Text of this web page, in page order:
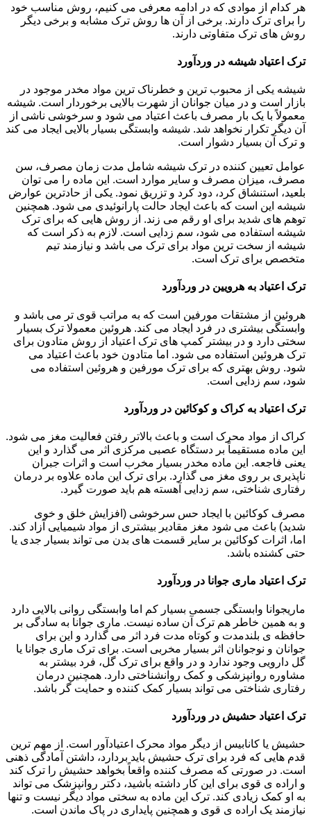
هر کدام از موادی که در ادامه معرفی می کنیم، روش مناسب خود
را برای ترک دارند. برخی از آن ها روش ترک مشابه و برخی دیگر
روش های ترک متفاوتی دارند.
ترک اعتیاد شیشه در وردآورد
شیشه یکی از محبوب ترین و خطرناک ترین مواد مخدر موجود در
بازار است و در میان جوانان از شهرت بالایی برخوردار است. شیشه
معمولاً با یک بار مصرف باعث اعتیاد می شود و سرخوشی ناشی از
آن دیگر تکرار نخواهد شد. شیشه وابستگی بسیار بالایی ایجاد می کند
و ترک آن بسیار دشوار است.
عوامل تعیین کننده در ترک شیشه شامل مدت زمان مصرف، سن
مصرف، میزان مصرف و سایر موارد است. این ماده را می توان
بلعید، استنشاق کرد، دود کرد و تزریق نمود. یکی از حادترین عوارض
شیشه این است که باعث ایجاد حالت پارانوئیدی می شود. همچنین
توهم های شدید برای او رقم می زند. از روش هایی که برای ترک
شیشه استفاده می شود، سم زدایی است. لازم به ذکر است که
شیشه از سخت ترین مواد برای ترک می باشد و نیازمند تیم
متخصص برای ترک است.
ترک اعتیاد به هرویین در وردآورد
هروئین از مشتقات مورفین است که به مراتب قوی تر می باشد و
وابستگی بیشتری در فرد ایجاد می کند. هروئین معمولا ترک بسیار
سختی دارد و در بیشتر کمپ های ترک اعتیاد از روش متادون برای
ترک هروئین استفاده می شود. اما متادون خود باعث اعتیاد می
شود. روش بهتری که برای ترک مورفین و هروئین استفاده می
شود، سم زدایی است.
ترک اعتیاد به کراک و کوکائین در وردآورد
کراک از مواد محرک است و باعث بالاتر رفتن فعالیت مغز می شود.
این ماده مستقیماً بر دستگاه عصبی مرکزی اثر می گذارد و این
یعنی فاجعه. این ماده مخدر بسیار مخرب است و اثرات جبران
ناپذیری بر روی مغز می گذارد. برای ترک این ماده علاوه بر درمان
رفتاری شناختی، سم زدایی آهسته هم باید صورت گیرد.
مصرف کوکائین با ایجاد حس سرخوشی (افزایش خلق و خوی
شدید) باعث می شود مغز مقادیر بیشتری از مواد شیمیایی آزاد کند.
اما، اثرات کوکائین بر سایر قسمت های بدن می تواند بسیار جدی یا
حتی کشنده باشد.
ترک اعتیاد ماری جوانا در وردآورد
ماریجوانا وابستگی جسمی بسیار کم اما وابستگی روانی بالایی دارد
و به همین خاطر هم ترک آن ساده نیست. ماری جوانا به سادگی بر
حافظه ی بلندمدت و کوتاه مدت فرد اثر می گذارد و این برای
جوانان و نوجوانان اثر بسیار مخربی است. برای ترک ماری جوانا یا
گل دارویی وجود ندارد و در واقع برای ترک گل، فرد بیشتر به
مشاوره روانپزشکی و کمک روانشناختی دارد. همچنین درمان
رفتاری شناختی می تواند بسیار کمک کننده و حمایت گر باشد.
ترک اعتیاد حشیش در وردآورد
حشیش یا کانابیس از دیگر مواد محرک اعتیادآور است. از مهم ترین
قدم هایی که فرد برای ترک حشیش باید بردارد، داشتن آمادگی ذهنی
است. در صورتی که مصرف کننده واقعاً بخواهد حشیش را ترک کند
و اراده ی قوی برای این کار داشته باشید، دکتر روانپزشک می تواند
به او کمک زیادی کند. ترک این ماده به سختی مواد دیگر نیست و تنها
نیازمند یک اراده ی قوی و همچنین پایداری در پاک ماندن است.